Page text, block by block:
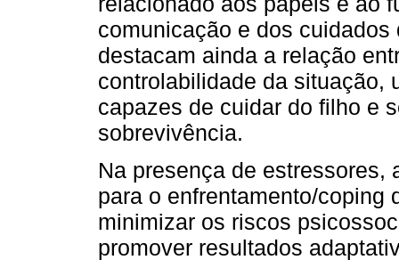
comunicação e dos
destacam ainda a relação
controlabilidade da situação,
capazes de cuidar do filho e
sobrevivência.
Na presença de estressores,
para o enfrentamento/coping
minimizar os riscos
promover resultados